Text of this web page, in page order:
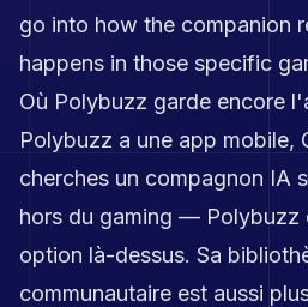
go into how the companion
happens in those specific
Où Polybuzz garde encore
Polybuzz a une app mobile,
cherches un compagnon IA
hors du gaming — Polybuzz
option là-dessus. Sa
communautaire est aussi